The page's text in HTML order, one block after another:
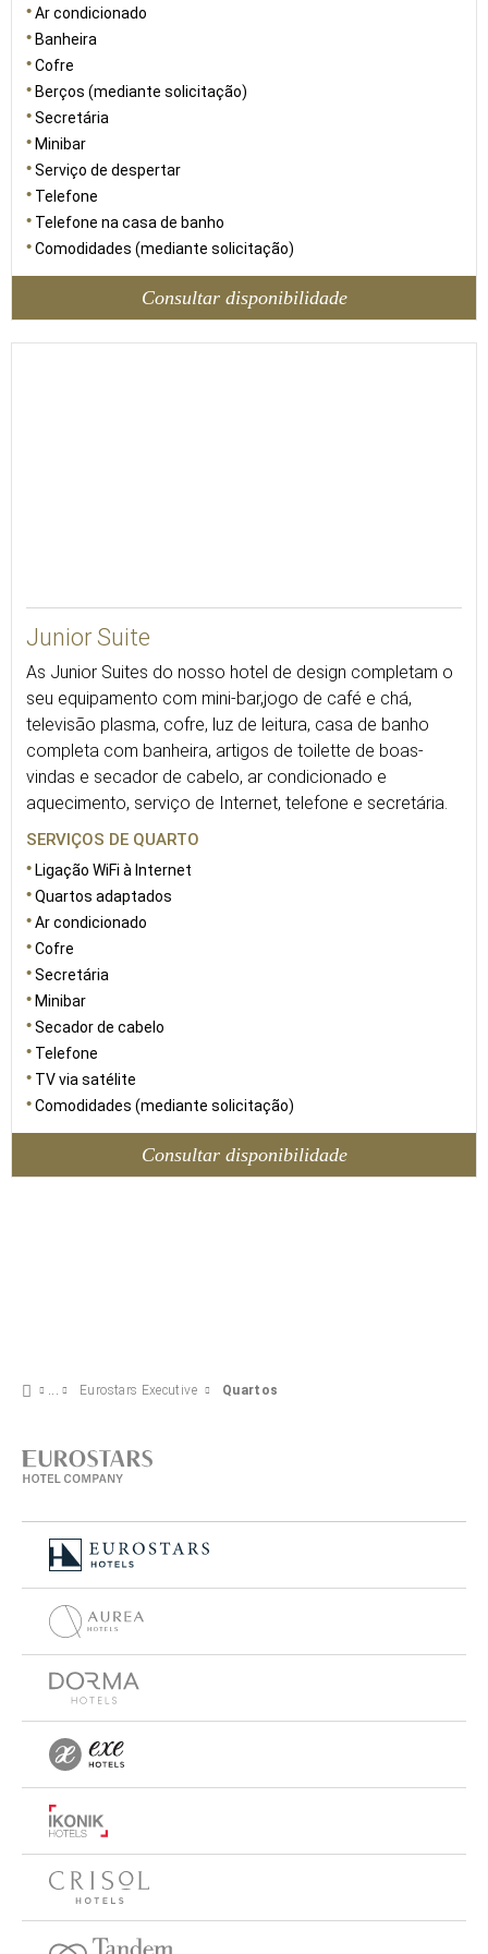
Ar condicionado
Banheira
Cofre
Berços (mediante solicitação)
Secretária
Minibar
Serviço de despertar
Telefone
Telefone na casa de banho
Comodidades (mediante solicitação)
Consultar disponibilidade
Junior Suite
As Junior Suites do nosso hotel de design completam o
seu equipamento com mini-bar,jogo de café e chá,
televisão plasma, cofre, luz de leitura, casa de banho
completa com banheira, artigos de toilette de boas-
vindas e secador de cabelo, ar condicionado e
aquecimento, serviço de Internet, telefone e secretária.
SERVIÇOS DE QUARTO
Ligação WiFi à Internet
Quartos adaptados
Ar condicionado
Cofre
Secretária
Minibar
Secador de cabelo
Telefone
TV via satélite
Comodidades (mediante solicitação)
Consultar disponibilidade
Eurostars Executive Quartos